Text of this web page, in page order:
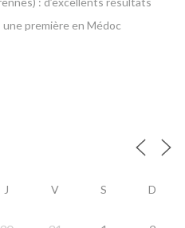
première en Médoc
J V S D